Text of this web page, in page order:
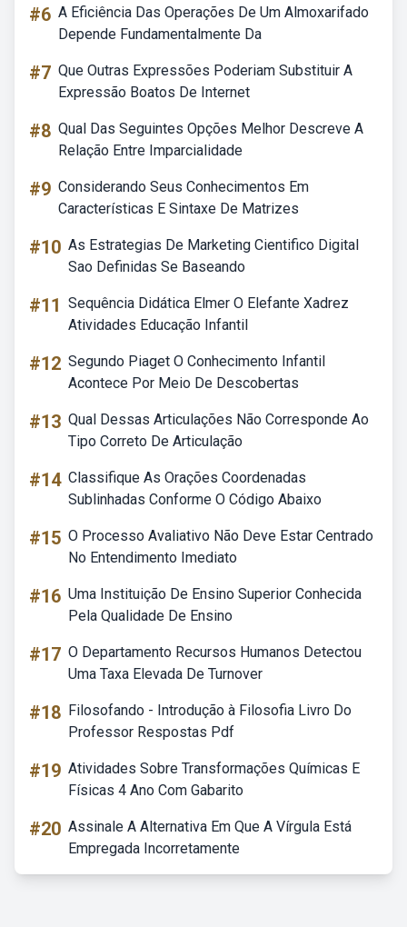
#6 A Eficiência Das Operações De Um Almoxarifado
Depende Fundamentalmente Da
#7 Que Outras Expressões Poderiam Substituir A
Expressão Boatos De Internet
#8 Qual Das Seguintes Opções Melhor Descreve A
Relação Entre Imparcialidade
#9 Considerando Seus Conhecimentos Em
Características E Sintaxe De Matrizes
#10 As Estrategias De Marketing Cientifico Digital
Sao Definidas Se Baseando
#11 Sequência Didática Elmer O Elefante Xadrez
Atividades Educação Infantil
#12 Segundo Piaget O Conhecimento Infantil
Acontece Por Meio De Descobertas
#13 Qual Dessas Articulações Não Corresponde Ao
Tipo Correto De Articulação
#14 Classifique As Orações Coordenadas
Sublinhadas Conforme O Código Abaixo
#15 O Processo Avaliativo Não Deve Estar Centrado
No Entendimento Imediato
#16 Uma Instituição De Ensino Superior Conhecida
Pela Qualidade De Ensino
#17 O Departamento Recursos Humanos Detectou
Uma Taxa Elevada De Turnover
#18 Filosofando - Introdução à Filosofia Livro Do
Professor Respostas Pdf
#19 Atividades Sobre Transformações Químicas E
Físicas 4 Ano Com Gabarito
#20 Assinale A Alternativa Em Que A Vírgula Está
Empregada Incorretamente